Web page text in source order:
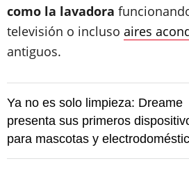
como la lavadora
televisión o incluso aires
antiguos.
Ya no es solo limpieza: Dreame
presenta sus primeros
para mascotas y